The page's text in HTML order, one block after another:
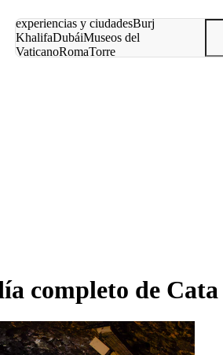
experiencias y ciudadesBurj
KhalifaDubáiMuseos del
VaticanoRomaTorre
completo de